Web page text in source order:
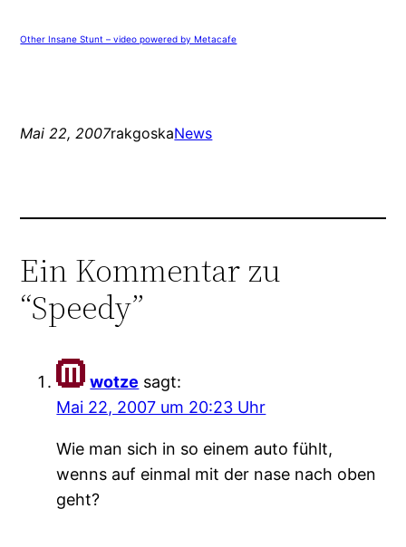
Other Insane Stunt – video powered by Metacafe
Mai 22, 2007rakgoskaNews
Ein Kommentar zu
“Speedy”
wotze sagt:
Mai 22, 2007 um 20:23 Uhr
Wie man sich in so einem auto fühlt,
wenns auf einmal mit der nase nach oben
geht?